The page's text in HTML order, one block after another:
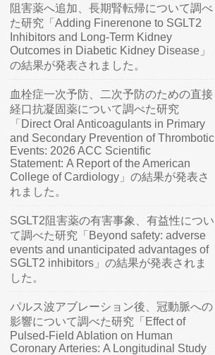
阻害薬へ追加、長期腎転帰について調べ
た研究「Adding Finerenone to SGLT2
Inhibitors and Long-Term Kidney
Outcomes in Diabetic Kidney Disease」
の結果が発表されました。
血栓症一次予防、二次予防のための直接
経口抗凝固薬について調べた研究
「Direct Oral Anticoagulants in Primary
and Secondary Prevention of Thrombotic
Events: 2026 ACC Scientific
Statement: A Report of the American
College of Cardiology」の結果が発表さ
れました。
SGLT2阻害薬の有害事象、有益性につい
て調べた研究「Beyond safety: adverse
events and unanticipated advantages of
SGLT2 inhibitors」の結果が発表されま
した。
パルス波アブレーション後、冠動脈への
影響について調べた研究「Effect of
Pulsed-Field Ablation on Human
Coronary Arteries: A Longitudinal Study